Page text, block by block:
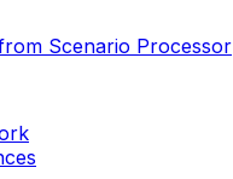
Scenario Processor